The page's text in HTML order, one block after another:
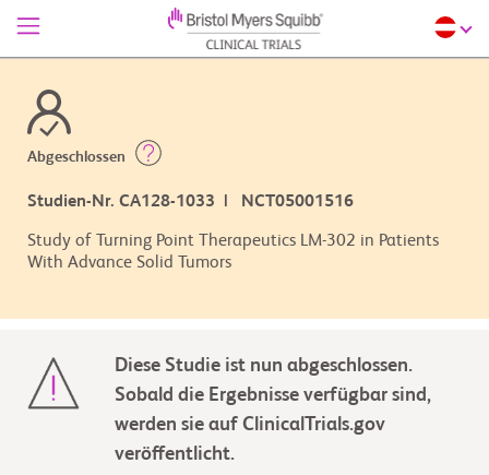
Abgeschlossen
Studien-Nr. CA128-1033 | NCT05001516
Study of Turning Point Therapeutics LM-302 in Patients
With Advance Solid Tumors
Diese Studie ist nun abgeschlossen.
Sobald die Ergebnisse verfügbar sind,
werden sie auf ClinicalTrials.gov
veröffentlicht.